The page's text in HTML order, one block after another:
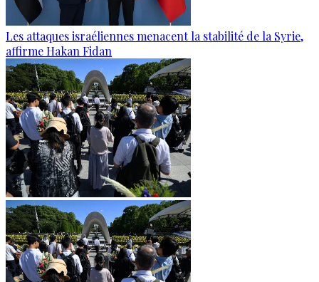
Les attaques israéliennes menacent la stabilité de la Syrie,
affirme Hakan Fidan